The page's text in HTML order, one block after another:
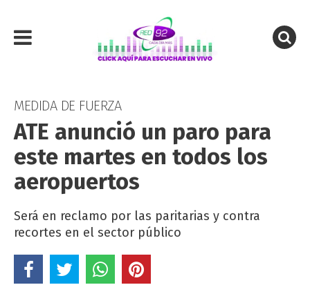
MEDIDA DE FUERZA
ATE anunció un paro para
este martes en todos los
aeropuertos
Será en reclamo por las paritarias y contra
recortes en el sector público